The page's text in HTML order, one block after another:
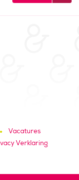
Vacatures
Verklaring